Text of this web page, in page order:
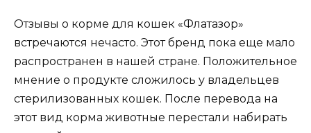
Отзывы о корме для кошек «Флатазор»
встречаются нечасто. Этот бренд пока еще мало
распространен в нашей стране. Положительное
мнение о продукте сложилось у владельцев
стерилизованных кошек. После перевода на
этот вид корма животные перестали набирать